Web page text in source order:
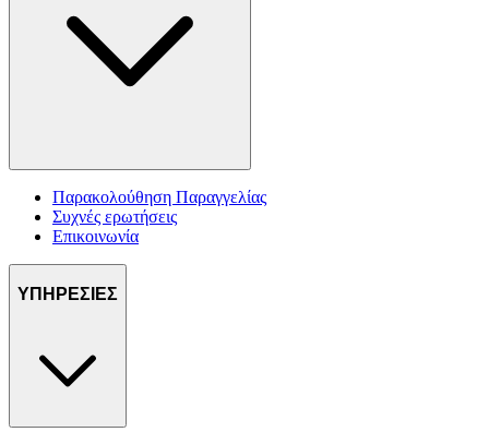
Παρακολούθηση Παραγγελίας
Συχνές ερωτήσεις
Επικοινωνία
ΥΠΗΡΕΣΙΕΣ